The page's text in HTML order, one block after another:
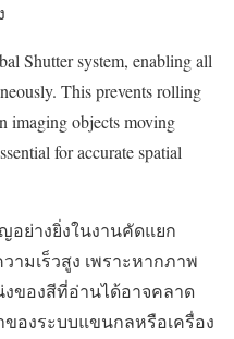
Shutter system, enabling all
This prevents rolling
imaging objects moving
for accurate spatial
ย่างยิ่งในงานคัดแยก
ามเร็วสูง เพราะหากภาพ
งของสีที่อ่านได้อาจคลาด
องระบบแขนกลหรือเครื่อง